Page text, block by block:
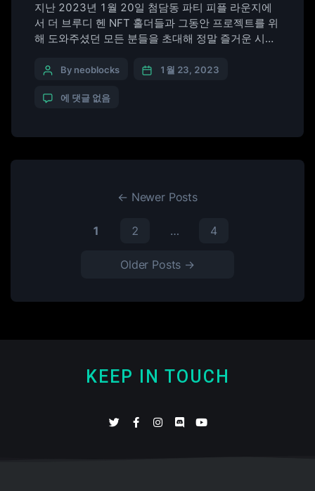
지난 2023년 1월 20일 첨담동 파티 피플 라운지에
서 더 브루디 헨 NFT 홀더들과 그동안 프로젝트를 위
해 도와주셨던 모든 분들을 초대해 정말 즐거운 시간
모습으로 인정받는 스카치 위스키 브랜드가 되기 위
https://youtu.be/2F4dhpRSc-I #더브루디헨
하이볼추천위스키 #하이볼위스키추천
By neoblocks 1월 23, 2023
에 댓글 없음
← Newer Posts
1 2 … 4
Older Posts →
KEEP IN TOUCH